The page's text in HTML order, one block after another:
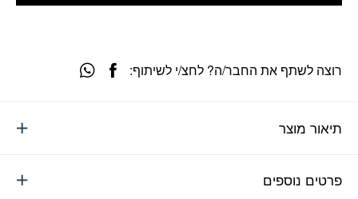
תיאור מוצר
פרטים נוספים
רוצה לשתף את החבר/ה? לחצ/י לשיתוף: